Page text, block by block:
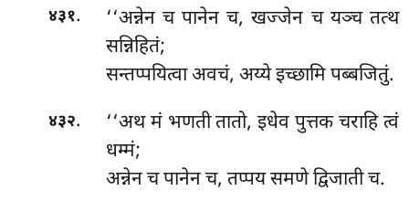
४३१. ‘‘अन्नेन च पानेन च, खज्जेन च यञ्च तत्थ
सन्निहितं;
सन्तप्पयित्वा अवचं, अय्ये इच्छामि पब्बजितुं.
४३२.
‘‘अथ मं भणती तातो, इधेव पुत्तक चराहि त्वं
धम्मं;
अन्नेन च पानेन च, तप्पय समणे द्विजाती च.